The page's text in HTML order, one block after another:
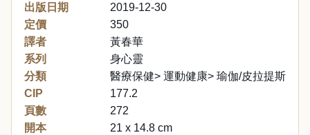
出版日期
2019-12-30
定價
350
譯者
黃春華
系列
身心靈
分類
醫療保健> 運動健康> 瑜伽/皮拉提斯/伸展
CIP
177.2
頁數
272
開本
21 x 14.8 cm